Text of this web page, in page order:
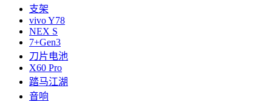
支架
vivo Y78
NEX S
7+Gen3
刀片电池
X60 Pro
踏马江湖
音响